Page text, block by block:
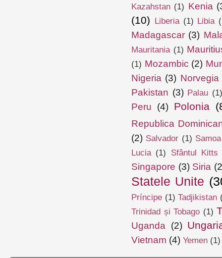
Kazahstan (1) Kenia
(10) Liberia (1) Libia
Madagascar (3)
Mauritania (1)
(1) Mozambic (2)
Nigeria (3) Norvegia
Pakistan (3) Palau (1)
Peru (4) Polonia
Republica
(2) Salvador (1) Samoa
Lucia (1) Sfântul
Singapore (3) Siria
Statele Unite
Príncipe (1) Tadjikistan
Trinidad și Tobago (1)
Uganda (2)
Vietnam (4) Yemen (1)